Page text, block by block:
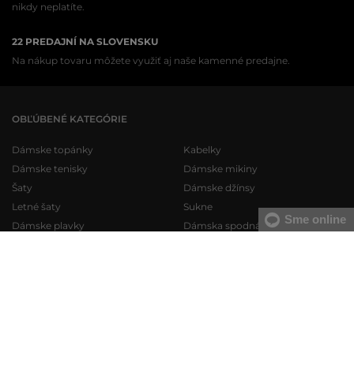
nikdy neplatíte.
22 PREDAJNÍ NA SLOVENSKU
Na nákup tovaru môžete využiť aj naše kamenné predajne.
OBĽÚBENÉ KATEGÓRIE
Dámske topánky
Dámske tenisky
Šaty
Letné šaty
Dámske plavky
Kabelky
Dámske mikiny
Dámske džínsy
Sukne
Dámska spodná bielizeňSme online